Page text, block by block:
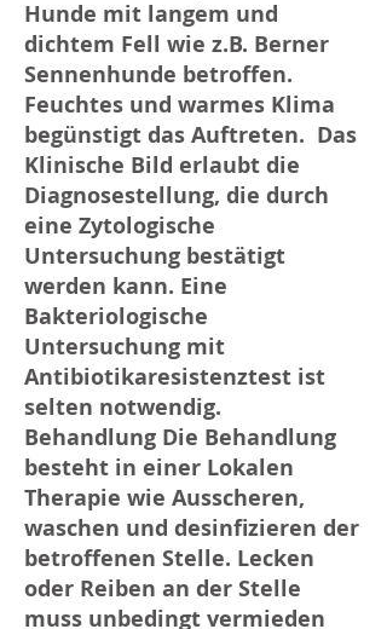
Hunde mit langem und
dichtem Fell wie z.B. Berner
Sennenhunde betroffen.
Feuchtes und warmes Klima
begünstigt das Auftreten. ​ Das
Klinische Bild erlaubt die
Diagnosestellung, die durch
eine Zytologische
Untersuchung bestätigt
werden kann. Eine
Bakteriologische
Untersuchung mit
Antibiotikaresistenztest ist
selten notwendig. ​
Behandlung Die Behandlung
besteht in einer Lokalen
Therapie wie Ausscheren,
waschen und desinfizieren der
betroffenen Stelle. Lecken
oder Reiben an der Stelle
muss unbedingt vermieden